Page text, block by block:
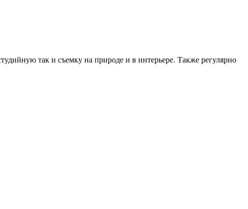
так и съемку на природе и в интерьере. Также регулярно